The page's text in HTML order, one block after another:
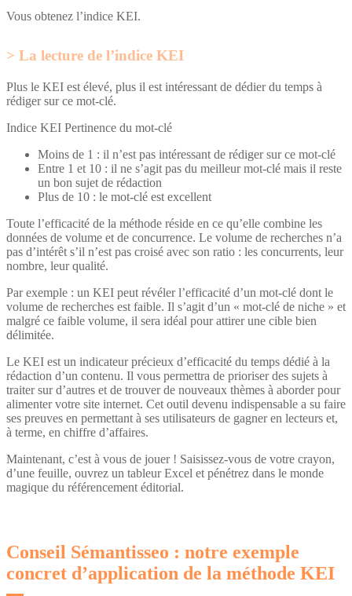
Vous obtenez l’indice KEI.
La lecture de l’indice KEI
Plus le KEI est élevé, plus il est intéressant de dédier du temps à
rédiger sur ce mot-clé.
Indice KEI Pertinence du mot-clé
Moins de 1 : il n’est pas intéressant de rédiger sur ce mot-clé
Entre 1 et 10 : il ne s’agit pas du meilleur mot-clé mais il reste
un bon sujet de rédaction
Plus de 10 : le mot-clé est excellent
Toute l’efficacité de la méthode réside en ce qu’elle combine les
données de volume et de concurrence. Le volume de recherches n’a
pas d’intérêt s’il n’est pas croisé avec son ratio : les concurrents, leur
nombre, leur qualité.
Par exemple : un KEI peut révéler l’efficacité d’un mot-clé dont le
volume de recherches est faible. Il s’agit d’un « mot-clé de niche » et
malgré ce faible volume, il sera idéal pour attirer une cible bien
délimitée.
Le KEI est un indicateur précieux d’efficacité du temps dédié à la
rédaction d’un contenu. Il vous permettra de prioriser des sujets à
traiter sur d’autres et de trouver de nouveaux thèmes à aborder pour
alimenter votre site internet. Cet outil devenu indispensable a su faire
ses preuves en permettant à ses utilisateurs de gagner en lecteurs et,
à terme, en chiffre d’affaires.
Maintenant, c’est à vous de jouer ! Saisissez-vous de votre crayon,
d’une feuille, ouvrez un tableur Excel et pénétrez dans le monde
magique du référencement éditorial.
Conseil Sémantisseo : notre exemple
concret d’application de la méthode KEI